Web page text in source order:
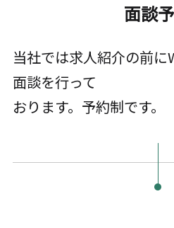
面談
当社では求人紹介の前に
面談を行って
おります。予約制です。